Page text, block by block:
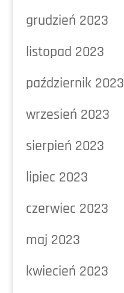
grudzień 2023
listopad 2023
październik 2023
wrzesień 2023
sierpień 2023
lipiec 2023
czerwiec 2023
maj 2023
kwiecień 2023